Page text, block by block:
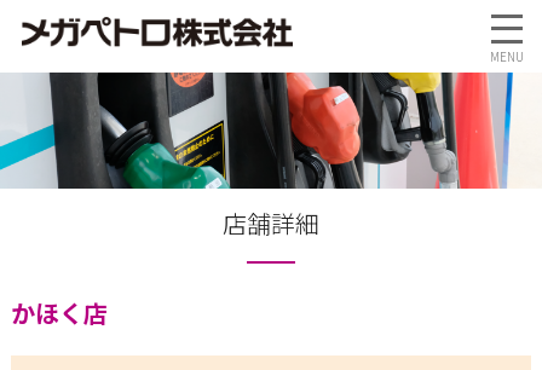
店舗詳細
かほく店